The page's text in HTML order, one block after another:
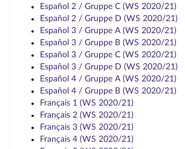
Español 2 / Gruppe C (WS 2020/21)
Español 2 / Gruppe D (WS 2020/21)
Español 3 / Gruppe A (WS 2020/21)
Español 3 / Gruppe B (WS 2020/21)
Español 3 / Gruppe C (WS 2020/21)
Español 3 / Gruppe D (WS 2020/21)
Español 4 / Gruppe A (WS 2020/21)
Español 4 / Gruppe B (WS 2020/21)
Français 1 (WS 2020/21)
Français 2 (WS 2020/21)
Français 3 (WS 2020/21)
Français 4 (WS 2020/21)